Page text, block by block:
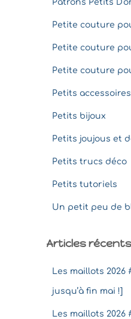
Patrons Petits
Petite couture
Petite couture
Petite couture
Petits accessoires
Petits bijoux
Petits joujous et
Petits trucs déco
Petits tutoriels
Un petit peu de
Articles récents
Les maillots 2026
jusqu’à fin mai !]
Les maillots 2026